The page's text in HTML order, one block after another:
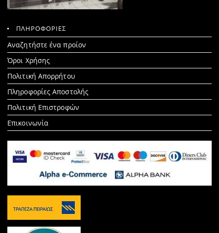
ΠΛΗΡΟΦΟΡΙΕΣ
Αναζητήστε ένα προίον
Search
for:
Όροι Χρήσης
Πολιτική Απορρήτου
Πληροφορίες Αποστολής
Πολιτική Επιστροφών
Επικοινωνία